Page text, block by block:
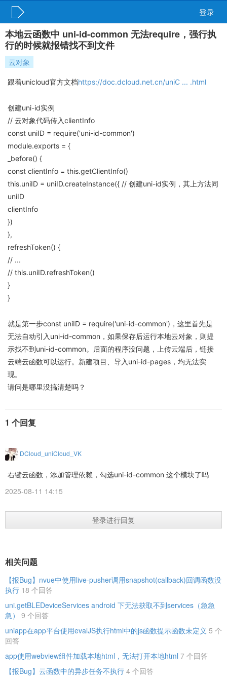
登录
本地云函数中 uni-id-common 无法require，强行执
行的时候就报错找不到文件
云对象
跟着unicloud官方文档https://doc.dcloud.net.cn/uniC ... .html
创建uni-id实例
// 云对象代码传入clientInfo
const uniID = require('uni-id-common')
module.exports = {
_before() {
const clientInfo = this.getClientInfo()
this.uniID = uniID.createInstance({ // 创建uni-id实例，其上方法同
uniID
clientInfo
})
},
refreshToken() {
// ...
// this.uniID.refreshToken()
}
}
就是第一步const uniID = require('uni-id-common')，这里首先是
无法自动引入uni-id-common，如果保存后运行本地云对象，则提
示找不到uni-id-common。后面的程序没问题，上传云端后，链接
云端云函数可以运行。新建项目、导入uni-id-pages，均无法实
现。
请问是哪里没搞清楚吗？
1 个回复
DCloud_uniCloud_VK
右键云函数，添加管理依赖，勾选uni-id-common 这个模块了吗
2025-08-11 14:15
登录进行回复
相关问题
【报Bug】nvue中使用live-pusher调用snapshot(callback)回调函数没
执行 18 个回答
uni.getBLEDeviceServices android 下无法获取不到services（急急
急）
9 个回答
uniapp在app平台使用evalJS执行html中的js函数提示函数未定义 5 个
回答
app使用webview组件加载本地html，无法打开本地html 7 个回答
【报Bug】云函数中的异步任务不执行 4 个回答